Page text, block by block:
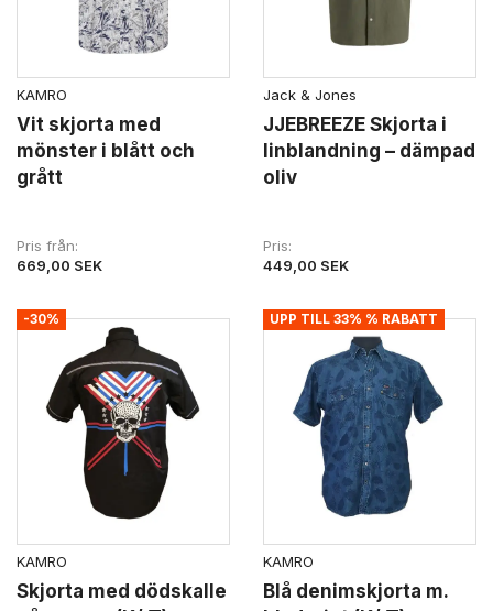
KAMRO
Vit skjorta med
mönster i blått och
grått
Pris från
669,00 SEK
Jack & Jones
JJEBREEZE Skjorta i
linblandning – dämpad
oliv
Pris
449,00 SEK
-30%
KAMRO
Skjorta med dödskalle
UPP TILL 33% % RABATT
KAMRO
Blå denimskjorta m.